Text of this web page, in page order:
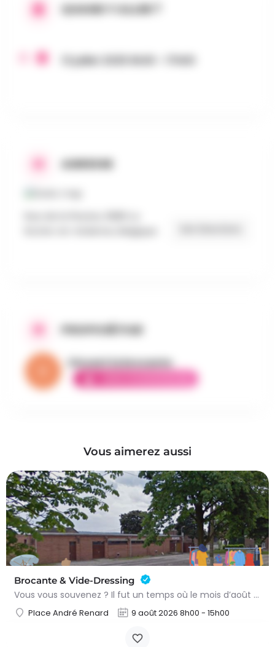
QUAND Y ALLER ?
ADRESSE
PROPOSÉ PAR
Vincent la brocante
Vous aimerez aussi
Brocante & Vide-Dressing
Vous vous souvenez ? Il fut un temps où le mois d’août au Viamont rimait avec festivités, convivialité et…
Place André Renard 9 août 2026 8h00 - 15h00